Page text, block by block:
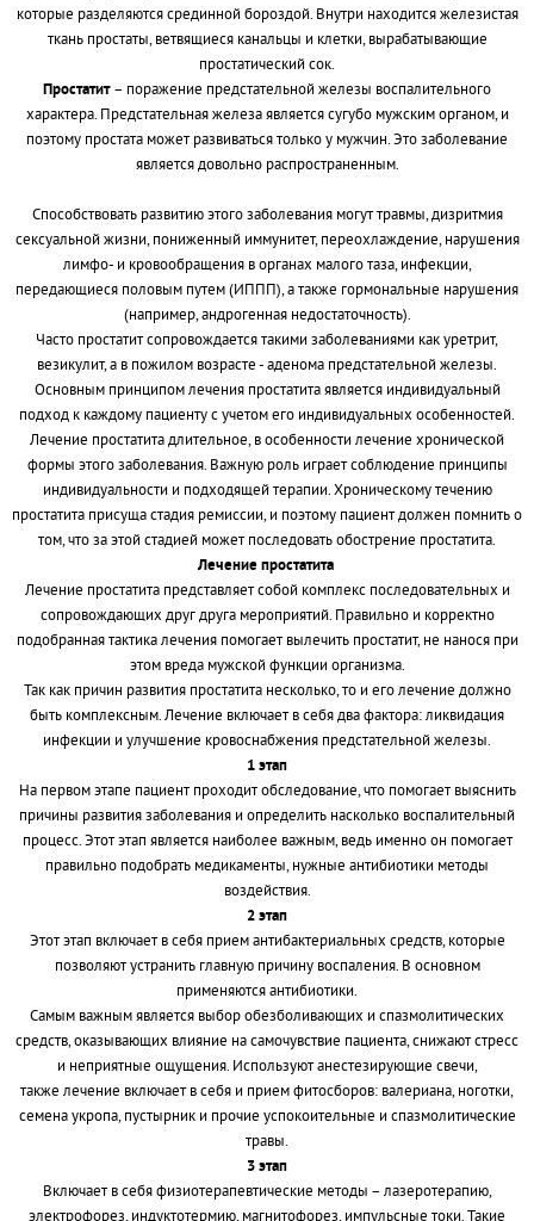
которые разделяются срединной бороздой. Внутри находится железистая
ткань простаты, ветвящиеся канальцы и клетки, вырабатывающие
простатический сок.
Простатит– поражение предстательной железы воспалительного
характера. Предстательная железа является сугубо мужским органом, и
поэтому простата может развиваться только у мужчин. Это заболевание
является довольно распространенным.
Способствовать развитию этого заболевания могут травмы, дизритмия
сексуальной жизни, пониженный иммунитет, переохлаждение, нарушения
лимфо- и кровообращения в органах малого таза, инфекции,
передающиеся половым путем (ИППП), а также гормональные нарушения
(например, андрогенная недостаточность).
Часто простатит сопровождается такими заболеваниями как уретрит,
везикулит, а в пожилом возрасте - аденома предстательной железы.
Основным принципом лечения простатита является индивидуальный
подход к каждому пациенту с учетом его индивидуальных особенностей.
Лечение простатита длительное, в особенности лечение хронической
формы этого заболевания. Важную роль играет соблюдение принципы
индивидуальности и подходящей терапии. Хроническому течению
простатита присуща стадия ремиссии, и поэтому пациент должен помнить о
том, что за этой стадией может последовать обострение простатита.
Лечение простатита
Лечение простатита представляет собой комплекс последовательных и
сопровождающих друг друга мероприятий. Правильно и корректно
подобранная тактика лечения помогает вылечить простатит, не нанося при
этом вреда мужской функции организма.
Так как причин развития простатита несколько, то и его лечение должно
быть комплексным. Лечение включает в себя два фактора: ликвидация
инфекции и улучшение кровоснабжения предстательной железы.
1 этап
На первом этапе пациент проходит обследование, что помогает выяснить
причины развития заболевания и определить насколько воспалительный
процесс. Этот этап является наиболее важным, ведь именно он помогает
правильно подобрать медикаменты, нужные антибиотики методы
воздействия.
2 этап
Этот этап включает в себя прием антибактериальных средств, которые
позволяют устранить главную причину воспаления. В основном
применяются антибиотики.
Самым важным является выбор обезболивающих и спазмолитических
средств, оказывающих влияние на самочувствие пациента, снижают стресс
и неприятные ощущения. Используют анестезирующие свечи,
также лечение включает в себя и прием фитосборов: валериана, ноготки,
семена укропа, пустырник и прочие успокоительные и спазмолитические
травы.
3 этап
Включает в себя физиотерапевтические методы – лазеротерапию,
электрофорез, индуктотермию, магнитофорез, импульсные токи. Такие